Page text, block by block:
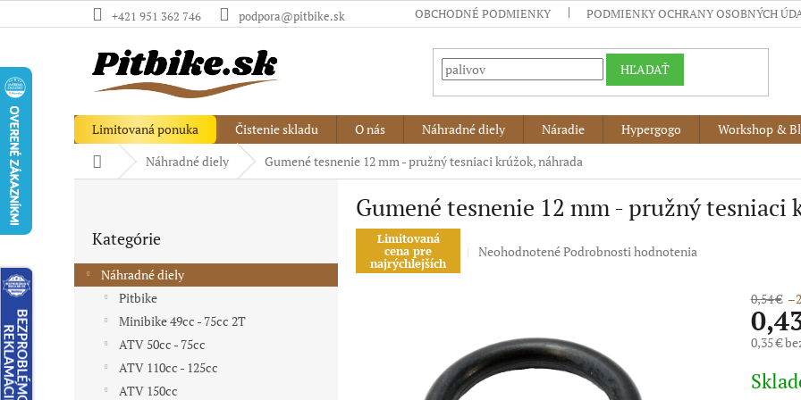
na
+421 951 362 746 podpora@pitbike.sk OBCHODNÉ PODMIENKY PODMIENKY OCHRANY OSOBNÝCH
HĽADAŤ
Limitovaná ponuka Čistenie skladu O nás Náhradné diely Náradie Hypergogo Workshop &
DomovNáhradné diely Gumené tesnenie 12 mm - pružný tesniaci krúžok, náhrada
ý
p
kategórie
Kategórie
Náhradné diely
Pitbike
Minibike 49cc - 75cc 2T
ATV 50cc - 75cc
ATV 110cc - 125cc
ATV 150cc
Gumené tesnenie 12 mm - pružný tesniaci
Limitovaná
cena pre
najrýchlejších
Priemerné
5
hviezdičiek.
NeohodnotenéPodrobnosti hodnotenia
0,54 €
0,35 €
cena: